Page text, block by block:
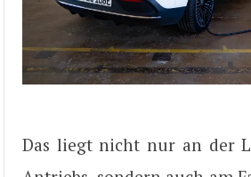
Das liegt nicht nur an der